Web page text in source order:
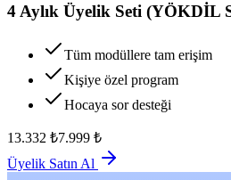
4 Aylık Üyelik Seti (YÖKDİL
Tüm modüllere tam erişim
Kişiye özel program
Hocaya sor desteği
13.332 ₺7.999 ₺
Üyelik Satın Al